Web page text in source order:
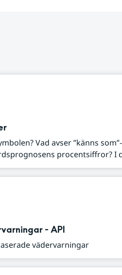
Vad avser ”känns
procentsiffror? I
- API
vädervarningar